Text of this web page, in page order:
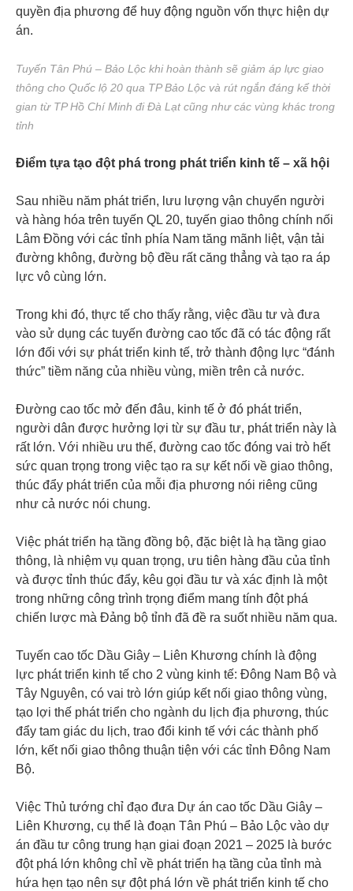
quyền địa phương để huy động nguồn vốn thực hiện dự
án.
Tuyến Tân Phú – Bảo Lộc khi hoàn thành sẽ giảm áp lực giao
thông cho Quốc lộ 20 qua TP Bảo Lộc và rút ngắn đáng kể thời
gian từ TP Hồ Chí Minh đi Đà Lạt cũng như các vùng khác trong
tỉnh
Điểm tựa tạo đột phá trong phát triển kinh tế – xã hội
Sau nhiều năm phát triển, lưu lượng vận chuyển người
và hàng hóa trên tuyến QL 20, tuyến giao thông chính nối
Lâm Đồng với các tỉnh phía Nam tăng mãnh liệt, vận tải
đường không, đường bộ đều rất căng thẳng và tạo ra áp
lực vô cùng lớn.
Trong khi đó, thực tế cho thấy rằng, việc đầu tư và đưa
vào sử dụng các tuyến đường cao tốc đã có tác động rất
lớn đối với sự phát triển kinh tế, trở thành động lực “đánh
thức” tiềm năng của nhiều vùng, miền trên cả nước.
Đường cao tốc mở đến đâu, kinh tế ở đó phát triển,
người dân được hưởng lợi từ sự đầu tư, phát triển này là
rất lớn. Với nhiều ưu thế, đường cao tốc đóng vai trò hết
sức quan trọng trong việc tạo ra sự kết nối về giao thông,
thúc đẩy phát triển của mỗi địa phương nói riêng cũng
như cả nước nói chung.
Việc phát triển hạ tầng đồng bộ, đặc biệt là hạ tầng giao
thông, là nhiệm vụ quan trọng, ưu tiên hàng đầu của tỉnh
và được tỉnh thúc đẩy, kêu gọi đầu tư và xác định là một
trong những công trình trọng điểm mang tính đột phá
chiến lược mà Đảng bộ tỉnh đã đề ra suốt nhiều năm qua.
Tuyến cao tốc Dầu Giây – Liên Khương chính là động
lực phát triển kinh tế cho 2 vùng kinh tế: Đông Nam Bộ và
Tây Nguyên, có vai trò lớn giúp kết nối giao thông vùng,
tạo lợi thế phát triển cho ngành du lịch địa phương, thúc
đẩy tam giác du lịch, trao đổi kinh tế với các thành phố
lớn, kết nối giao thông thuận tiện với các tỉnh Đông Nam
Bộ.
Việc Thủ tướng chỉ đạo đưa Dự án cao tốc Dầu Giây –
Liên Khương, cụ thể là đoạn Tân Phú – Bảo Lộc vào dự
án đầu tư công trung hạn giai đoạn 2021 – 2025 là bước
đột phá lớn không chỉ về phát triển hạ tầng của tỉnh mà
hứa hẹn tạo nên sự đột phá lớn về phát triển kinh tế cho